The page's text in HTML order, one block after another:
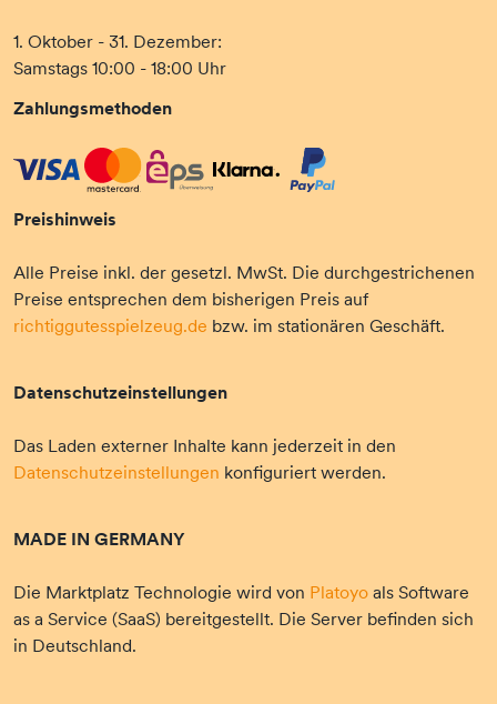
1. Oktober - 31. Dezember:
Samstags 10:00 - 18:00 Uhr
Zahlungsmethoden
Preishinweis
Alle Preise inkl. der gesetzl. MwSt. Die durchgestrichenen
Preise entsprechen dem bisherigen Preis auf
richtiggutesspielzeug.de bzw. im stationären Geschäft.
Datenschutzeinstellungen
Das Laden externer Inhalte kann jederzeit in den
Datenschutzeinstellungen konfiguriert werden.
MADE IN GERMANY
Die Marktplatz Technologie wird von Platoyo als Software
as a Service (SaaS) bereitgestellt. Die Server befinden sich
in Deutschland.